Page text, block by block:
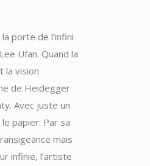
porte de l’infini
Ufan. Quand la
la vision
de Heidegger
Avec juste un
papier. Par sa
mais
infinie, l’artiste